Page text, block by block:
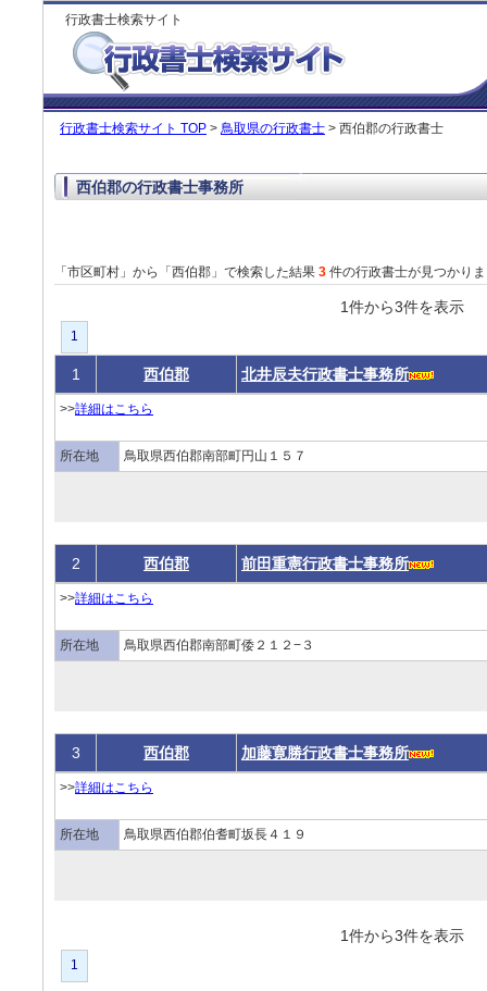
行政書士検索サイト
行政書士検索サイト TOP > 鳥取県の行政書士 > 西伯郡の行政書士
西伯郡の行政書士事務所
「市区町村」から「西伯郡」で検索した結果 3 件の行政書士が見つかり
1件から3件を表
1
1 西伯郡 北井辰夫行政書士事務所
>>詳細はこちら
所在地 鳥取県西伯郡南部町円山１５７
2 西伯郡 前田重憲行政書士事務所
>>詳細はこちら
所在地 鳥取県西伯郡南部町倭２１２−３
3 西伯郡 加藤寛勝行政書士事務所
>>詳細はこちら
所在地 鳥取県西伯郡伯耆町坂長４１９
1件から3件を表
1